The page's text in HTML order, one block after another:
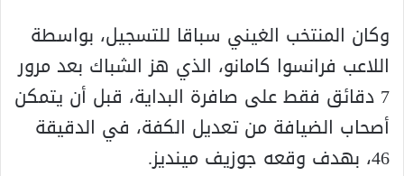
وكان المنتخب الغيني سباقا للتسجيل، بواسطة
اللاعب فرانسوا كامانو، الذي هز الشباك بعد مرور
7 دقائق فقط على صافرة البداية، قبل أن يتمكن
أصحاب الضيافة من تعديل الكفة، في الدقيقة
46، بهدف وقعه جوزيف مينديز.